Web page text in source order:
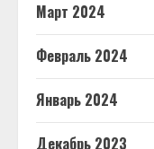
Март 2024
Февраль 2024
Январь 2024
Декабрь 2023